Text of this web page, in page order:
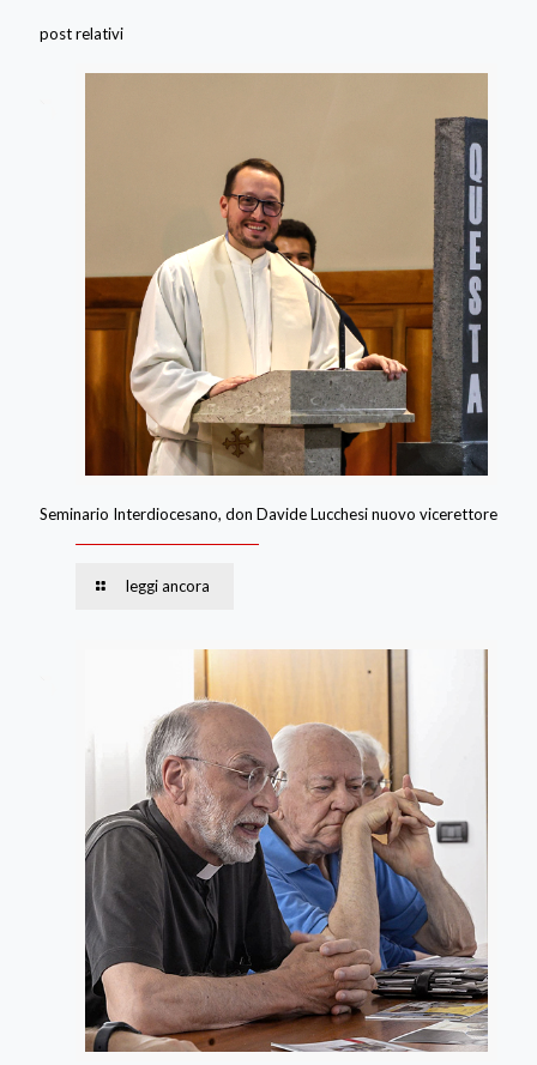
post relativi
Seminario Interdiocesano, don Davide Lucchesi nuovo vicerettore
leggi ancora